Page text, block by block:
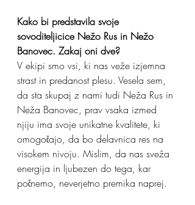
Kako bi predstavila svoje
sovoditeljicice Nežo Rus in Nežo
Banovec. Zakaj oni dve?
V ekipi smo vsi, ki nas veže izjemna
strast in predanost plesu. Vesela sem,
da sta skupaj z nami tudi Neža Rus in
Neža Banovec, prav vsaka izmed
njiju ima svoje unikatne kvalitete, ki
omogočajo, da bo delavnica res na
visokem nivoju. Mislim, da nas sveža
energija in ljubezen do tega, kar
počnemo, neverjetno premika naprej.